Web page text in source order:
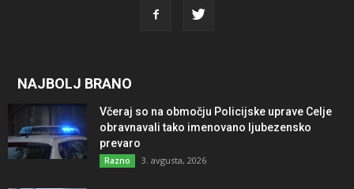
NAJBOLJ BRANO
Včeraj so na območju Policijske uprave Celje
obravnavali tako imenovano ljubezensko
prevaro
Razno 3. avgusta, 2026